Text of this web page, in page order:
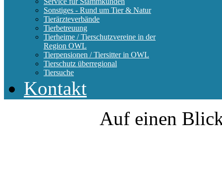
Sonstiges - Rund um Tier & Natur
Tierärzteverbände
Tierbetreuung
Tierheime / Tierschutzvereine in der
Region OWL
Tierpensionen / Tiersitter in OWL
Tierschutz überregional
Tiersuche
Kontakt
Auf einen